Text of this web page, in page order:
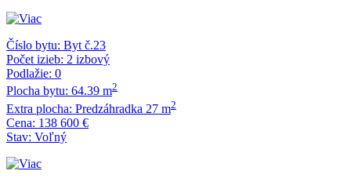
Číslo bytu: Byt č.23
Počet izieb: 2 izbový
Podlažie: 0
Plocha bytu: 64.39 m2
Extra plocha: Predzáhradka 27 m2
Cena: 138 600 €
Stav: Voľný